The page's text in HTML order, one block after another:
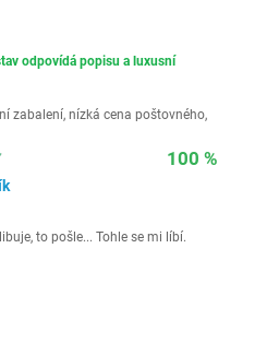
odpovídá popisu a luxusní
zabalení, nízká cena poštovného,
100 %
to pošle... Tohle se mi líbí.